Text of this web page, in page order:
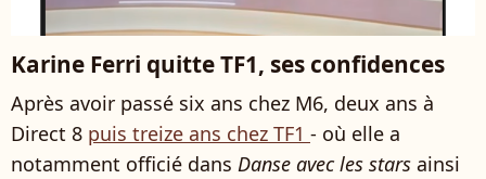
Karine Ferri quitte TF1, ses confidences
Après avoir passé six ans chez M6, deux ans à
Direct 8 puis treize ans chez TF1 - où elle a
notamment officié dans Danse avec les stars ainsi